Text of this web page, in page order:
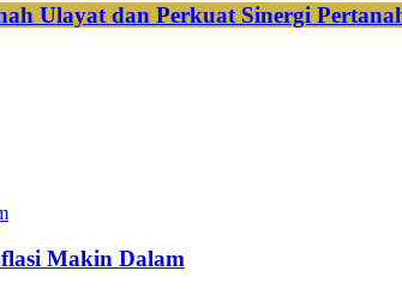
Ulayat dan Perkuat Sinergi
Makin Dalam